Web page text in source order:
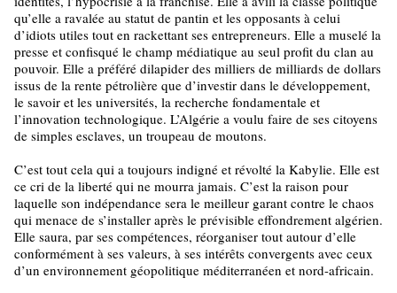
qu’elle a ravalée au statut de pantin et les opposants à celui
d’idiots utiles tout en rackettant ses entrepreneurs. Elle a muselé la
presse et confisqué le champ médiatique au seul profit du clan au
pouvoir. Elle a préféré dilapider des milliers de milliards de dollars
issus de la rente pétrolière que d’investir dans le développement,
le savoir et les universités, la recherche fondamentale et
l’innovation technologique. L’Algérie a voulu faire de ses citoyens
de simples esclaves, un troupeau de moutons.
C’est tout cela qui a toujours indigné et révolté la Kabylie. Elle est
ce cri de la liberté qui ne mourra jamais. C’est la raison pour
laquelle son indépendance sera le meilleur garant contre le chaos
qui menace de s’installer après le prévisible effondrement algérien.
Elle saura, par ses compétences, réorganiser tout autour d’elle
conformément à ses valeurs, à ses intérêts convergents avec ceux
d’un environnement géopolitique méditerranéen et nord-africain.